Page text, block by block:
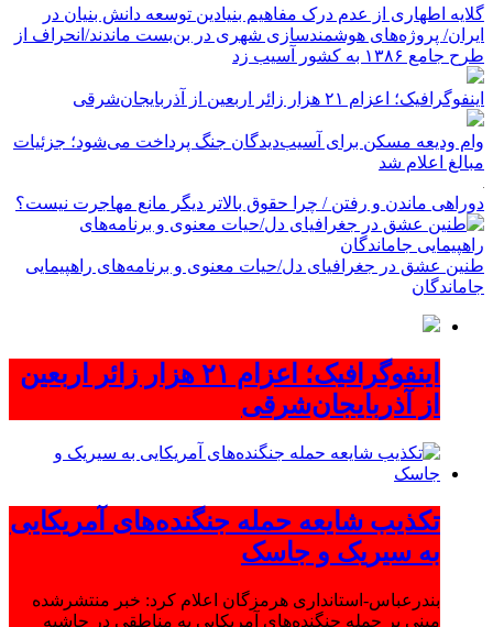
گلایه اطهاری از عدم درک مفاهیم بنیادین توسعه دانش بنیان در
ایران/ پروژه‌های هوشمندسازی شهری در بن‌بست ماندند/انحراف از
طرح جامع ۱۳۸۶ به کشور آسیب زد
اینفوگرافیک؛ اعزام ۲۱ هزار زائر اربعین از آذربایجان‌شرقی
وام ودیعه مسکن برای آسیب‌دیدگان جنگ پرداخت می‌شود؛ جزئیات
مبالغ اعلام شد
دوراهی ماندن و رفتن / چرا حقوق بالاتر دیگر مانع مهاجرت نیست؟
طنین عشق در جغرافیای دل/حیات معنوی و برنامه‌های راهپیمایی
جاماندگان
اینفوگرافیک؛ اعزام ۲۱ هزار زائر اربعین
از آذربایجان‌شرقی
تکذیب شایعه حمله جنگنده‌های آمریکایی
به سیریک و جاسک
بندرعباس-استانداری هرمزگان اعلام کرد: خبر منتشرشده
مبنی بر حمله جنگنده‌های آمریکایی به مناطقی در حاشیه